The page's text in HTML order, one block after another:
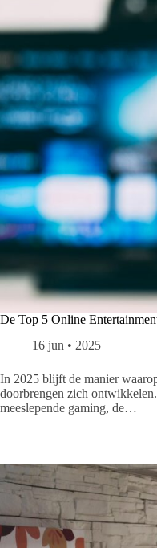
De Top 5 Online
16 jun • 2025
In 2025 blijft de manier
doorbrengen zich
meeslepende gaming, de…